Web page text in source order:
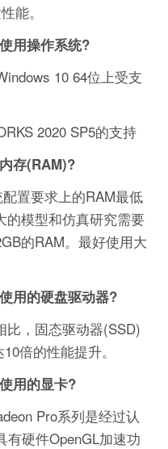
能。
用操作系统?
10 64位上受支
2020 SP5的支持
存(RAM)?
置要求上的RAM最低
的模型和仿真研究需要
的RAM。最好使用大
用的硬盘驱动器?
比，固态驱动器(SSD)
倍的性能提升。
用的显卡?
Pro系列是经过认
有硬件OpenGL加速功